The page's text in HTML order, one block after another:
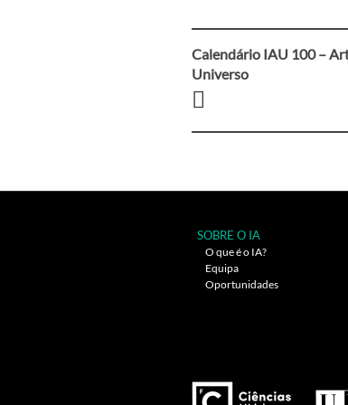
Navegação
entre
artigos
Calendário IAU 100 –
Universo
SOBRE O IA
O que é o IA?
Equipa
Oportunidades